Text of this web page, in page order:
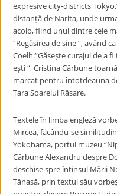
expresive city-districts
distanță de Narita, unde
acolo, fiind unul dintre cele
“Regăsirea de sine “, având
Coelh:”Găsește curajul de a
ești “, Cristina Cărbune
marcat pentru întotdeauna
Țara Soarelui Răsare.
Textele în limba engleză
Mircea, făcându-se
Yokohama, portul muzeu
Cărbune Alexandru despre
deschise spre întinsul Mării
Tănasă, prin textul său